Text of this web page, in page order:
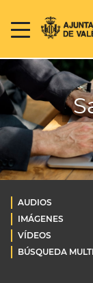
AUDIOS
IMÁGENES
VÍDEOS
BÚSQUEDA